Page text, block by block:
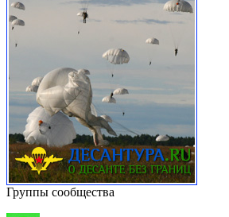
Группы сообщества